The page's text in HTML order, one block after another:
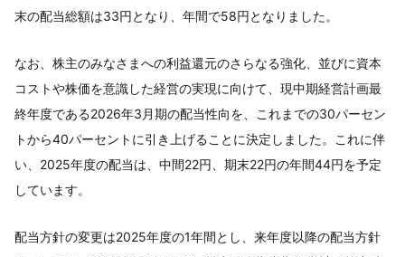
末の配当総額は33円となり、年間で58円となりました。
なお、株主のみなさまへの利益還元のさらなる強化、並びに資本
コストや株価を意識した経営の実現に向けて、現中期経営計画最
終年度である2026年3月期の配当性向を、これまでの30パーセン
トから40パーセントに引き上げることに決定しました。これに伴
い、2025年度の配当は、中間22円、期末22円の年間44円を予定
しています。
配当方針の変更は2025年度の1年間とし、来年度以降の配当方針